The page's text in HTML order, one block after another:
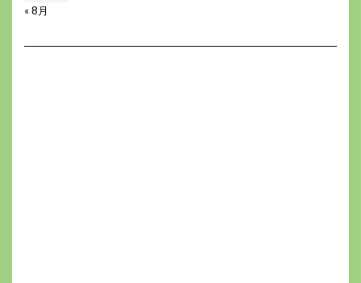
« 8月